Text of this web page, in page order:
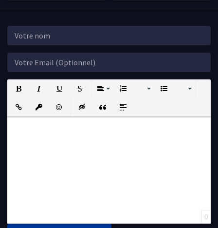
Strikethrough
Insert LinkInsert protected link
EmoticonsInsert hidden text
Insert QuoteInsert spoiler
0